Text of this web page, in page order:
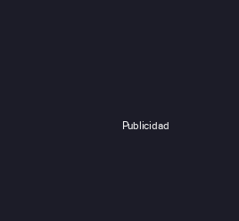
Publicidad